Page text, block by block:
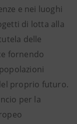
e nei luoghi
di lotta alla
delle
fornendo
proprio futuro.
per la